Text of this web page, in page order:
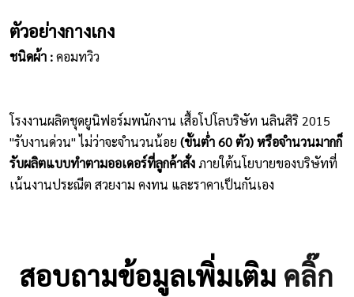
ผลิตภัณฑ์อื่นๆ
ตัวอย่างแขนเสื้อโปโล
สีผ้า
ตัวอย่างกางเกง
ชนิดผ้า :คอมทวิว
โรงงานผลิตชุดยูนิฟอร์มพนักงาน เสื้อโปโลบริษัท นลินสิริ 2015
"รับงานด่วน" ไม่ว่าจะจำนวนน้อย (ขั้นต่ำ 60 ตัว) หรือจำนวนมากก็
รับผลิตแบบทำตามออเดอร์ที่ลูกค้าสั่งภายใต้นโยบายของบริษัทที่
เน้นงานประณีต สวยงาม คงทน และราคาเป็นกันเอง
สอบถามข้อมูลเพิ่มเติม คลิ๊ก